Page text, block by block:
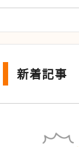
新着記事